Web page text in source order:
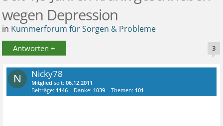
wegen Depression
in Kummerforum für Sorgen & Probleme
Antworten + 3
N Nicky78
Mitglied seit:06.12.2011
Beiträge: 1146 Danke: 1039 Themen: 101